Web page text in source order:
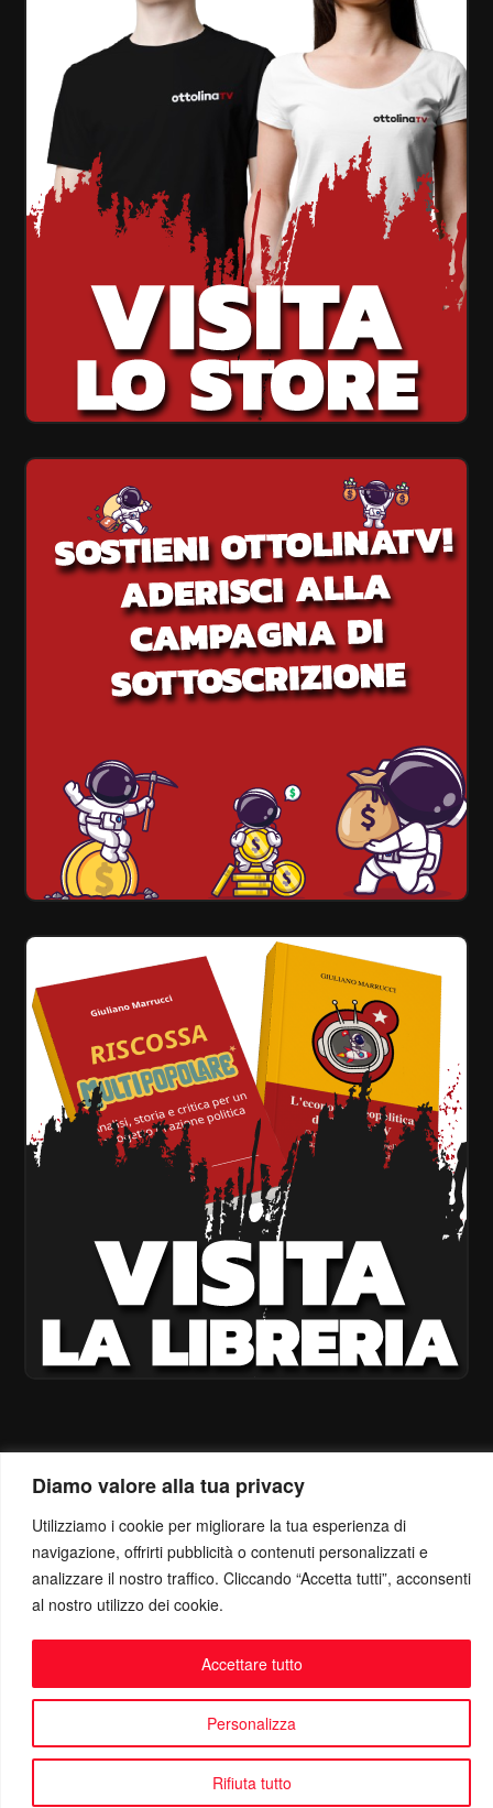
Diamo valore alla tua privacy
Utilizziamo i cookie per migliorare la tua esperienza di
navigazione, offrirti pubblicità o contenuti personalizzati e
analizzare il nostro traffico. Cliccando “Accetta tutti”, acconsenti
al nostro utilizzo dei cookie.
Personalizza
Rifiuta tutto
Accettare tutto